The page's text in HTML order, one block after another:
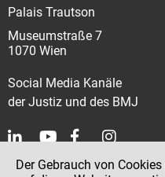
Palais Trautson
Museumstraße 7
1070 Wien
Social Media Kanäle
der Justiz und des BMJ
Kontakt
Der Gebrauch von